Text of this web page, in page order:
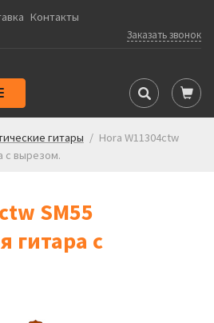
Контакты
Заказать звонок
гитары / Hora W11304ctw
с вырезом.
SM55
гитара с